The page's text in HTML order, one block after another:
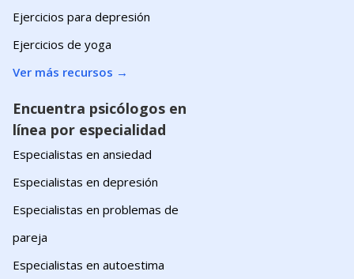
Ejercicios para depresión
Ejercicios de yoga
Ver más recursos →
Encuentra psicólogos en
línea por especialidad
Especialistas en ansiedad
Especialistas en depresión
Especialistas en problemas de
pareja
Especialistas en autoestima